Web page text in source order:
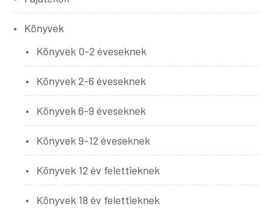
Könyvek
Könyvek 0-2 éveseknek
Könyvek 2-6 éveseknek
Könyvek 6-9 éveseknek
Könyvek 9-12 éveseknek
Könyvek 12 év felettieknek
Könyvek 18 év felettieknek